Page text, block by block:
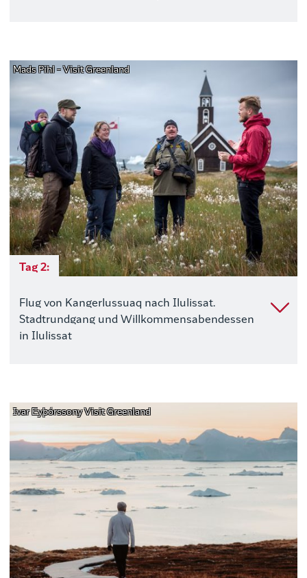
Mads Pihl - Visit Greenland
Tag 2:
Flug von Kangerlussuaq nach Ilulissat.
Stadtrundgang und Willkommensabendessen
in Ilulissat
Ivar Eyþórssony Visit Greenland